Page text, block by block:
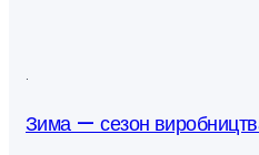
·
Зима — сезон